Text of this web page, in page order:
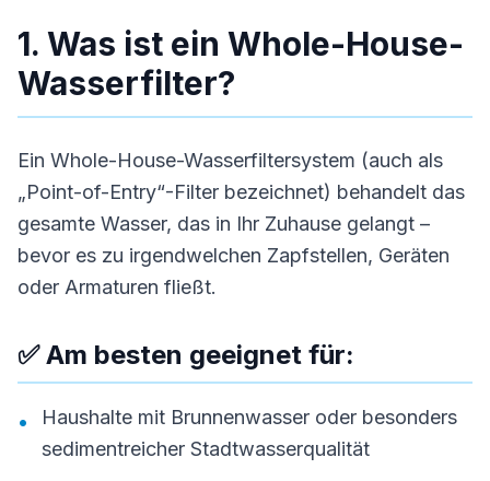
1. Was ist ein Whole-House-
Wasserfilter?
Ein Whole-House-Wasserfiltersystem (auch als
„Point-of-Entry“-Filter bezeichnet) behandelt das
gesamte Wasser, das in Ihr Zuhause gelangt –
bevor es zu irgendwelchen Zapfstellen, Geräten
oder Armaturen fließt.
✅ Am besten geeignet für:
•
Haushalte mit Brunnenwasser oder besonders
sedimentreicher Stadtwasserqualität